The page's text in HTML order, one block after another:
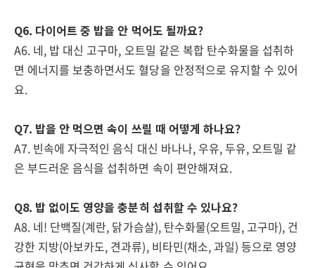
Q6. 다이어트 중 밥을 안 먹어도 될까요?
A6. 네, 밥 대신 고구마, 오트밀 같은 복합 탄수화물을 섭취하
면 에너지를 보충하면서도 혈당을 안정적으로 유지할 수 있어
요.
Q7. 밥을 안 먹으면 속이 쓰릴 때 어떻게 하나요?
A7. 빈속에 자극적인 음식 대신 바나나, 우유, 두유, 오트밀 같
은 부드러운 음식을 섭취하면 속이 편안해져요.
Q8. 밥 없이도 영양을 충분히 섭취할 수 있나요?
A8. 네! 단백질(계란, 닭가슴살), 탄수화물(오트밀, 고구마), 건
강한 지방(아보카도, 견과류), 비타민(채소, 과일) 등으로 영양